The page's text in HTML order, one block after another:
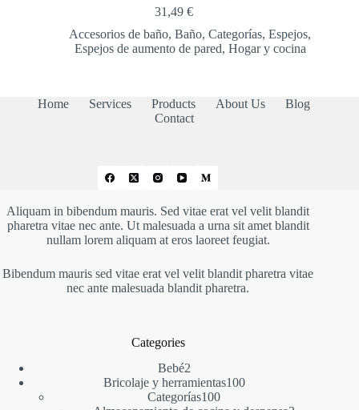
31,49€
Accesorios de baño,Baño,Categorías,Espejos,
Espejos de aumento de pared, Hogar y cocina
Home Services Products About Us
Blog
Contact
Aliquam in bibendum mauris. Sed vitae erat vel velit blandit
pharetra vitae nec ante. Ut malesuada a urna sit amet blandit
nullam lorem aliquam at eros laoreet feugiat.
Bibendum mauris sed vitae erat vel velit blandit pharetra vitae
nec ante malesuada blandit pharetra.
Categories
Bebé22
productos
Bricolaje y herramientas100100
Categorías100100